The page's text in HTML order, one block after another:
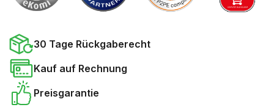
30 Tage Rückgaberecht
Kauf auf Rechnung
Preisgarantie